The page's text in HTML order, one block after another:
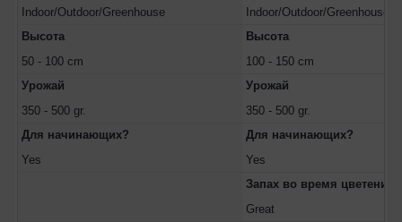
Indoor/Outdoor/Greenhouse
Indoor/Outdoor/Greenhouse
Высота
50 - 100 cm
Высота
100 - 150 cm
Урожай
350 - 500 gr.
Урожай
350 - 500 gr.
Для начинающих?
Yes
Для начинающих?
Yes
Запах во время цветения
Great